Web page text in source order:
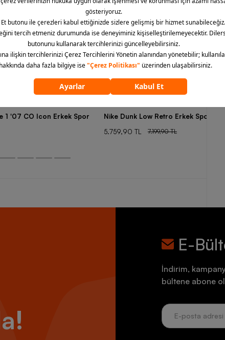
1 '07 CO Icon Erkek Spor
Nike Dunk Low Retro Erkek Spor
5.759,90 TL
7.199,90 TL
E-
İndirim,
bültene abone